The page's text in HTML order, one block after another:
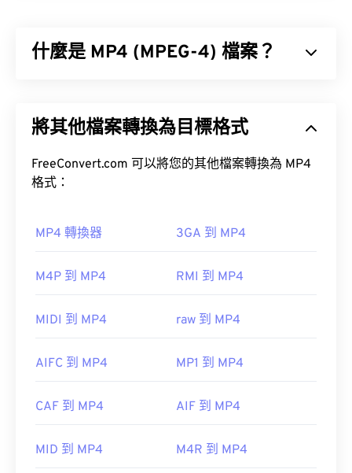
檔案以其高品質而聞名。 OGG 檔案包含元資料以及
如何開啟 OGG 檔案？
開啟 OGG 檔案的預設程式是VLC 媒體播放器 。
初始版本：2000
實用連結：
https://xiph.org/vorbis/
什麼是 MP4 (MPEG-4) 檔案？
統相容，使用編解碼器來壓縮檔案大小，從而產生易
用於在網路上進行串流媒體播放，例如在 YouTube
上。許多人認為 MP4 是當今最好的視訊格式之一。
MP4 檔案會在作業系統的預設視訊播放器中開啟。
Windows Player 中開
在某些裝置上，尤其是行動裝置上，開啟這種檔案類
料（音訊或視訊編解碼器）與裝置的作業系統不相
將其他檔案轉換為目標格式
FreeConvert.com 可以將您的其他檔案轉換為 MP4
格式：
MP4 轉換器 3GA 到 MP4
M4P 到 MP4 RMI 到 MP4
MIDI 到 MP4 raw 到 MP4
AIFC 到 MP4 MP1 到 MP4
CAF 到 MP4 AIF 到 MP4
MID 到 MP4 M4R 到 MP4